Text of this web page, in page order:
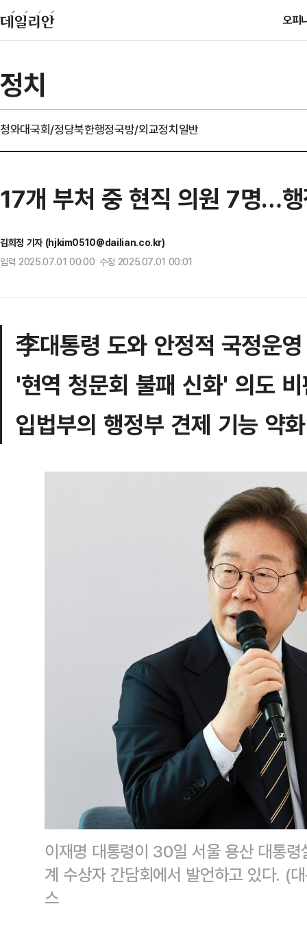
오피
정치
청와대국회/정당북한행정국방/외교정치일반
17개 부처 중 현직 의원 7명…
김희정 기자 (hjkim0510@dailian.co.kr)
입력 2025.07.01 00:00 수정 2025.07.01 00:01
李대통령 도와 안정적 국정운
'현역 청문회 불패 신화' 의도
입법부의 행정부 견제 기능 약
이재명 대통령이 30일 서울 용산 대통
계 수상자 간담회에서 발언하고 있다. (
스